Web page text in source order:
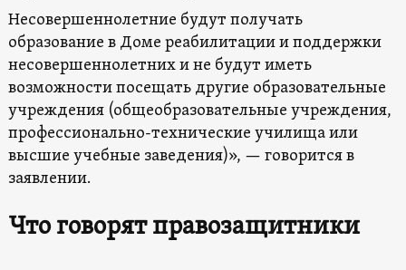
Несовершеннолетние будут получать
образование в Доме реабилитации и поддержки
несовершеннолетних и не будут иметь
возможности посещать другие образовательные
учреждения (общеобразовательные учреждения,
профессионально-технические училища или
высшие учебные заведения)», — говорится в
заявлении.
Что говорят правозащитники